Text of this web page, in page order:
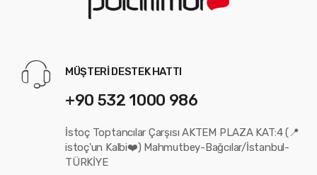
MÜŞTERİ DESTEK HATTI
+90 532 1000 986
İstoç Toptancılar Çarşısı AKTEM PLAZA KAT:4 (📍
istoç'un Kalbi❤️) Mahmutbey-Bağcılar/İstanbul-
TÜRKİYE